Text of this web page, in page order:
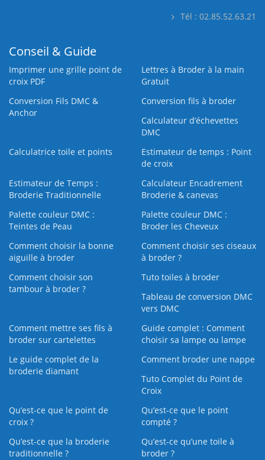
Tél : 02.85.52.63.21
Conseil & Guide
Imprimer une grille point de
croix PDF
Lettres à Broder à la main
Gratuit
Conversion Fils DMC &
Anchor
Conversion fils à broder
Calculateur d’échevettes
DMC
Calculatrice toile et points
Estimateur de temps : Point
de croix
Estimateur de Temps :
Broderie Traditionnelle
Calculateur Encadrement
Broderie & canevas
Palette couleur DMC :
Teintes de Peau
Palette couleur DMC :
Broder les Cheveux
Comment choisir la bonne
aiguille à broder
Comment choisir ses ciseaux
à broder ?
Comment choisir son
tambour à broder ?
Tuto toiles à broder
Tableau de conversion DMC
vers DMC
Comment mettre ses fils à
broder sur cartelettes
Guide complet : Comment
choisir sa lampe ou lampe
Le guide complet de la
broderie diamant
Comment broder une nappe
Tuto Complet du Point de
Croix
Qu’est-ce que le point de
croix ?
Qu’est-ce que le point
compté ?
Qu’est-ce que la broderie
traditionnelle ?
Qu’est‑ce qu’une toile à
broder ?